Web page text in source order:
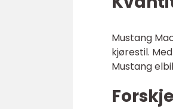
Mustang
kjørestil.
Mustang